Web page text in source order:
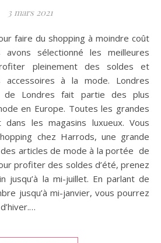
3 mars 2021
sélectionné les meilleures
pleinement des soldes et
accessoires à la mode. Londres
de Londres fait partie des plus
en Europe. Toutes les grandes
les magasins luxueux. Vous
chez Harrods, une grande
articles de mode à la portée de
profiter des soldes d’été, prenez
jusqu’à la mi-juillet. En parlant de
jusqu’à mi-janvier, vous pourrez